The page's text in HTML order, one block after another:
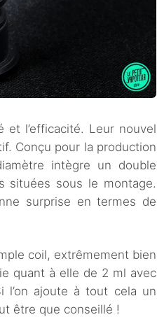
l’efficacité. Leur nouvel
Conçu pour la production
intègre un double
situées sous le montage.
surprise en termes de
coil, extrêmement bien
quant à elle de 2 ml avec
ajoute à tout cela un
être que conseillé !